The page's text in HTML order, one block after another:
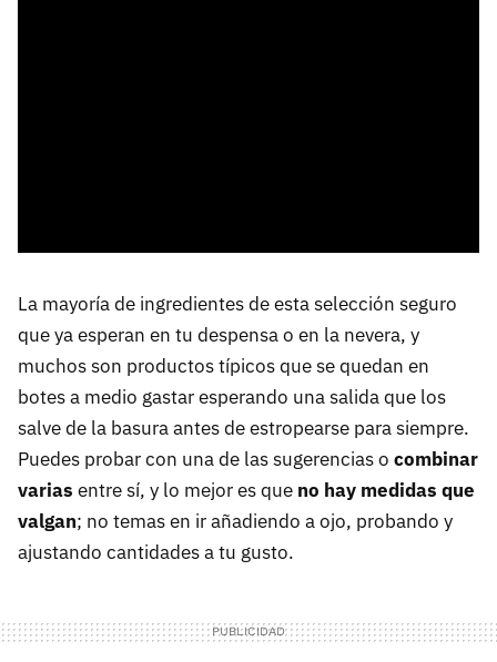
La mayoría de ingredientes de esta selección seguro
que ya esperan en tu despensa o en la nevera, y
muchos son productos típicos que se quedan en
botes a medio gastar esperando una salida que los
salve de la basura antes de estropearse para siempre.
Puedes probar con una de las sugerencias o combinar
varias entre sí, y lo mejor es que no hay medidas que
valgan; no temas en ir añadiendo a ojo, probando y
ajustando cantidades a tu gusto.